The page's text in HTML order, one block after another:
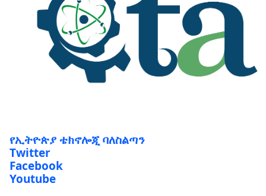
የኢትዮጵያ ቴክኖሎጂ ባለስልጣን
Twitter
Facebook
Youtube